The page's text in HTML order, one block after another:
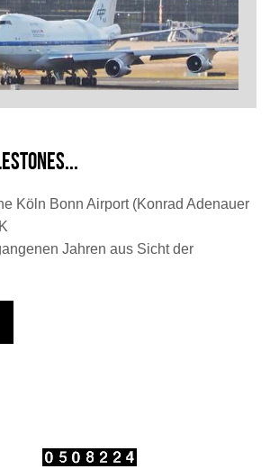
Köln Bonn Airport (Konrad Adenauer
Jahren aus Sicht der